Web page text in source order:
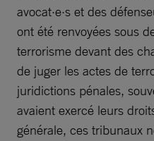
avocat·e·s et des
ont été renvoyées sous
terrorisme devant des
de juger les actes de
juridictions pénales,
avaient exercé leurs
générale, ces tribunaux